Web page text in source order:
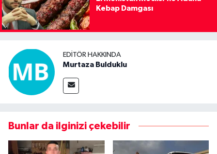
Kebap Damgası
EDITÖR HAKKINDA
Murtaza Bulduklu
Bunlar da ilginizi çekebilir